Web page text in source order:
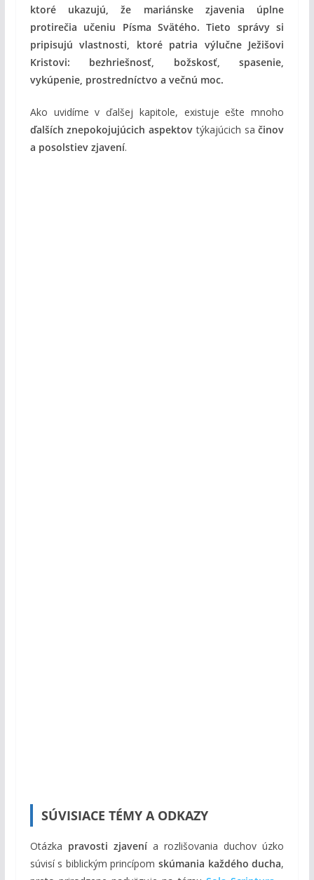
ktoré ukazujú, že mariánske zjavenia úplne
protirečia učeniu Písma Svätého. Tieto správy si
pripisujú vlastnosti, ktoré patria výlučne Ježišovi
Kristovi: bezhriešnosť, božskosť, spasenie,
vykúpenie, prostredníctvo a večnú moc.
Ako uvidíme v ďalšej kapitole, existuje ešte mnoho
ďalších znepokojujúcich aspektov týkajúcich sačinov
a posolstiev zjavení.
SÚVISIACE TÉMY A ODKAZY
Otázka pravosti zjavenía rozlišovania duchov úzko
súvisí s biblickým princípomskúmania každého ducha,